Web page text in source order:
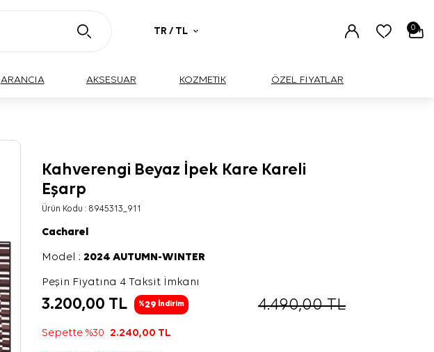
TR / TL 0
ARANCIA AKSESUAR KOZMETİK ÖZEL FİYATLAR
Kahverengi Beyaz İpek Kare Kareli
Eşarp
Ürün Kodu : 8945313_911
Cacharel
Model :2024 AUTUMN-WINTER
Peşin Fiyatına 4 Taksit İmkanı
3.200,00 TL %29 İndirim 4.490,00TL
Sepette %30 2.240,00 TL